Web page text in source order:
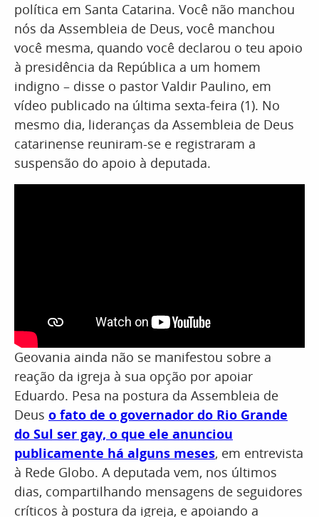
política em Santa Catarina. Você não manchou
nós da Assembleia de Deus, você manchou
você mesma, quando você declarou o teu apoio
à presidência da República a um homem
indigno – disse o pastor Valdir Paulino, em
vídeo publicado na última sexta-feira (1). No
mesmo dia, lideranças da Assembleia de Deus
catarinense reuniram-se e registraram a
suspensão do apoio à deputada.
Geovania ainda não se manifestou sobre a
reação da igreja à sua opção por apoiar
Eduardo. Pesa na postura da Assembleia de
Deus o fato de o governador do Rio Grande
do Sul ser gay, o que ele anunciou
publicamente há alguns meses, em entrevista
à Rede Globo. A deputada vem, nos últimos
dias, compartilhando mensagens de seguidores
críticos à postura da igreja, e apoiando a